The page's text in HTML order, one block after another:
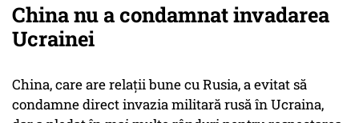
China nu a condamnat invadarea
Ucrainei
China, care are relaţii bune cu Rusia, a evitat să
condamne direct invazia militară rusă în Ucraina,